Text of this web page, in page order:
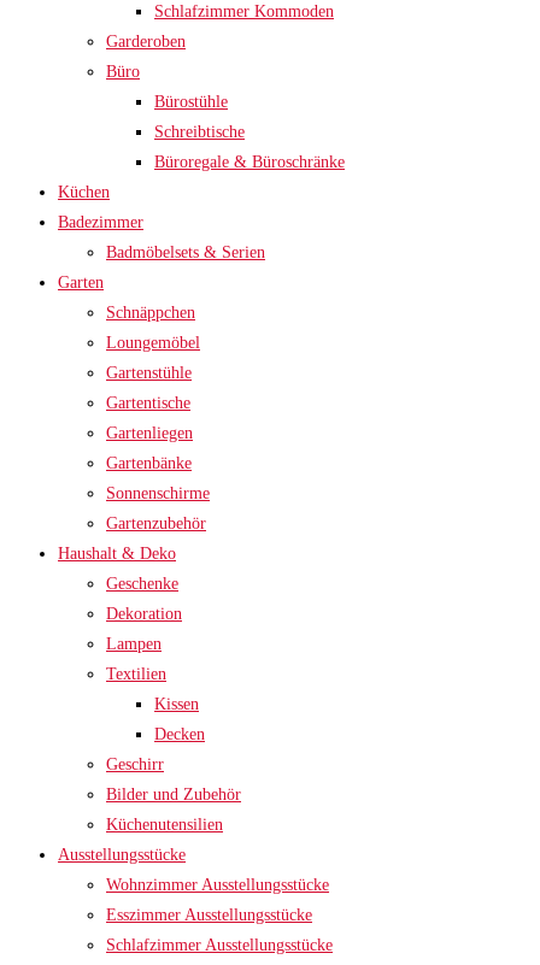
Schlafzimmer Kommoden
Garderoben
Büro
Bürostühle
Schreibtische
Büroregale & Büroschränke
Küchen
Badezimmer
Badmöbelsets & Serien
Garten
Schnäppchen
Loungemöbel
Gartenstühle
Gartentische
Gartenliegen
Gartenbänke
Sonnenschirme
Gartenzubehör
Haushalt & Deko
Geschenke
Dekoration
Lampen
Textilien
Kissen
Decken
Geschirr
Bilder und Zubehör
Küchenutensilien
Ausstellungsstücke
Wohnzimmer Ausstellungsstücke
Esszimmer Ausstellungsstücke
Schlafzimmer Ausstellungsstücke